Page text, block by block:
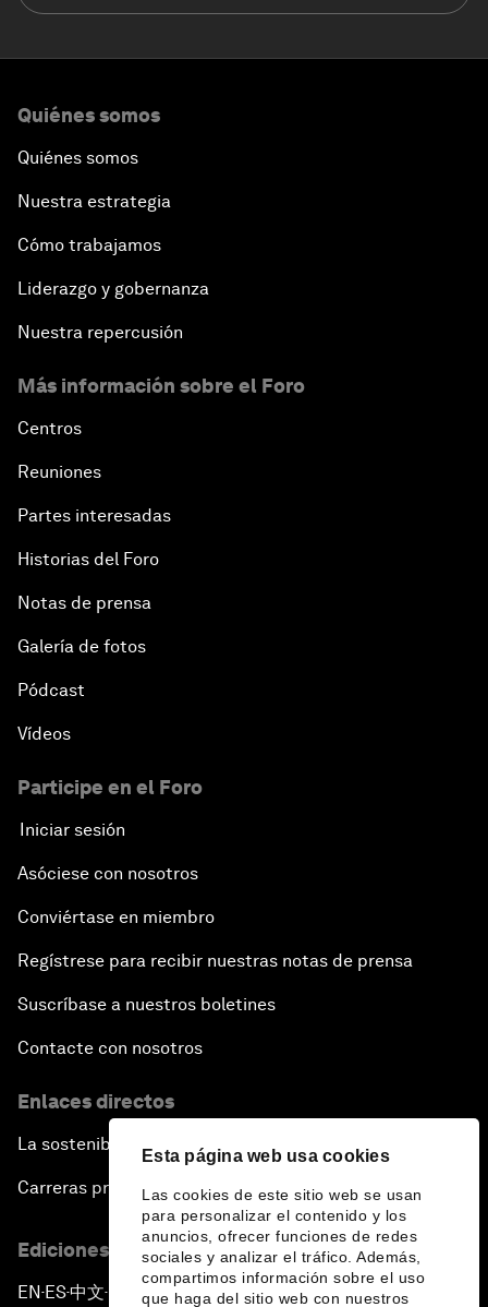
Esta página web usa cookies
Las cookies de este sitio web se usan
para personalizar el contenido y los
anuncios, ofrecer funciones de redes
sociales y analizar el tráfico. Además,
compartimos información sobre el uso
que haga del sitio web con nuestros
Quiénes somos
Quiénes somos
Nuestra estrategia
Cómo trabajamos
Liderazgo y gobernanza
Nuestra repercusión
Más información sobre el Foro
Centros
Reuniones
Partes interesadas
Historias del Foro
Notas de prensa
Galería de fotos
Pódcast
Vídeos
Participe en el Foro
Iniciar sesión
Asóciese con nosotros
Conviértase en miembro
Regístrese para recibir nuestras notas de prensa
Suscríbase a nuestros boletines
Contacte con nosotros
Enlaces directos
La sostenibilidad en el Foro
Carreras profesionales
Ediciones en otros idiomas
EN ▪ES▪中文▪ 日本語